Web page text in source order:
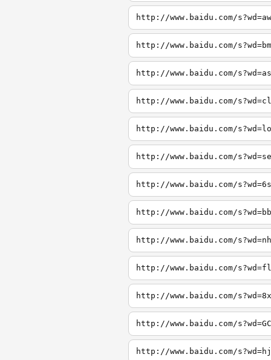
http://www.baidu.com/
http://www.baidu.com/
http://www.baidu.com/
http://www.baidu.com/
http://www.baidu.com/
http://www.baidu.com/
http://www.baidu.com/
http://www.baidu.com/
http://www.baidu.com/
http://www.baidu.com/
http://www.baidu.com/
http://www.baidu.com/
http://www.baidu.com/